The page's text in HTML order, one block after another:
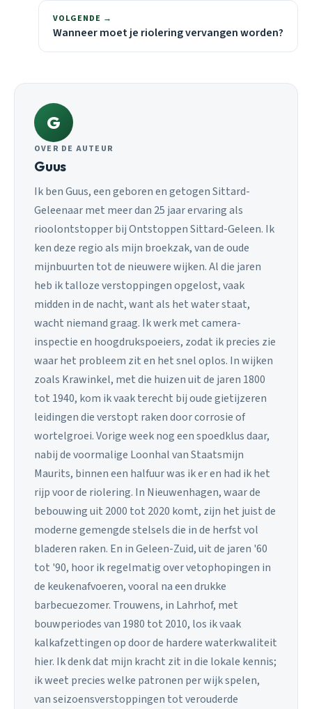
VOLGENDE →
Wanneer moet je riolering vervangen worden?
G
OVER DE AUTEUR
Guus
Ik ben Guus, een geboren en getogen Sittard-
Geleenaar met meer dan 25 jaar ervaring als
rioolontstopper bij Ontstoppen Sittard-Geleen. Ik
ken deze regio als mijn broekzak, van de oude
mijnbuurten tot de nieuwere wijken. Al die jaren
heb ik talloze verstoppingen opgelost, vaak
midden in de nacht, want als het water staat,
wacht niemand graag. Ik werk met camera-
inspectie en hoogdrukspoeiers, zodat ik precies zie
waar het probleem zit en het snel oplos. In wijken
zoals Krawinkel, met die huizen uit de jaren 1800
tot 1940, kom ik vaak terecht bij oude gietijzeren
leidingen die verstopt raken door corrosie of
wortelgroei. Vorige week nog een spoedklus daar,
nabij de voormalige Loonhal van Staatsmijn
Maurits, binnen een halfuur was ik er en had ik het
rijp voor de riolering. In Nieuwenhagen, waar de
bebouwing uit 2000 tot 2020 komt, zijn het juist de
moderne gemengde stelsels die in de herfst vol
bladeren raken. En in Geleen-Zuid, uit de jaren '60
tot '90, hoor ik regelmatig over vetophopingen in
de keukenafvoeren, vooral na een drukke
barbecuezomer. Trouwens, in Lahrhof, met
bouwperiodes van 1980 tot 2010, los ik vaak
kalkafzettingen op door de hardere waterkwaliteit
hier. Ik denk dat mijn kracht zit in die lokale kennis;
ik weet precies welke patronen per wijk spelen,
van seizoensverstoppingen tot verouderde